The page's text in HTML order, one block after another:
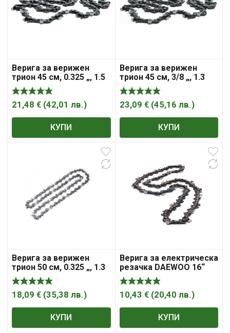
Верига за верижен
трион 45 см, 0.325 „, 1.5
мм, 72, H25 , Husqvarna
21,48 € (42,01 лв.)
КУПИ
Верига за верижен
трион 45 см, 3/8 „, 1.3
мм, 62, CHO032 ,
McCulloch
23,09 € (45,16 лв.)
КУПИ
Верига за верижен
трион 50 см, 0.325 „, 1.3
мм, 78 , HiKOKI – Hitachi
18,09 € (35,38 лв.)
КУПИ
Верига за електрическа
резачка DAEWOO 16“
10,43 € (20,40 лв.)
КУПИ